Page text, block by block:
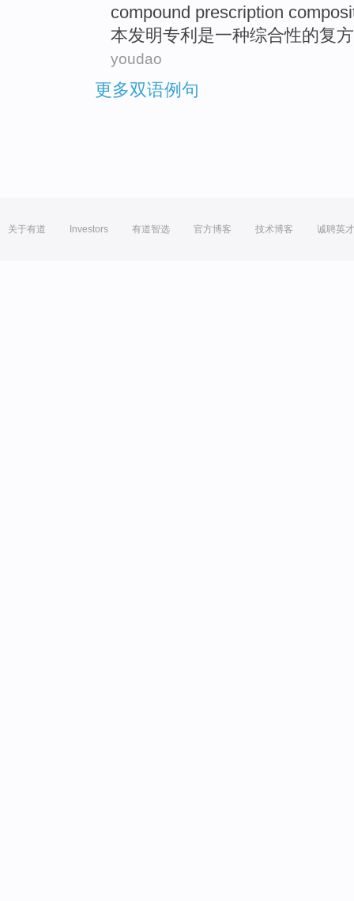
compound prescription
本发明专利 是一种综合性的复方
youdao
更多双语例句
关于有道 Investors 有道智选 官方博客 技术博客 诚聘英才